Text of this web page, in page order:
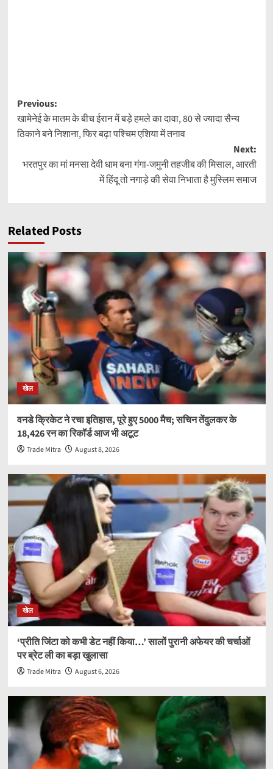
Post
navigation
Previous:
खामेनेई के मातम के बीच ईरान में बड़े हमले का दावा, 80 से ज्यादा सैन्य
ठिकाने बने निशाना, फिर बढ़ा पश्चिम एशिया में तनाव
Next:
भरतपुर का मां मनसा देवी धाम बना गंगा-जमुनी तहजीब की मिसाल, आरती
में हिंदू तो नगाड़े की सेवा निभाता है मुस्लिम समाज
Related Posts
खेल
वनडे क्रिकेट ने रचा इतिहास, पूरे हुए 5000 मैच; सचिन तेंदुलकर के
18,426 रन का रिकॉर्ड आज भी अटूट
Trade Mitra August 8, 2026
खेल
‘प्रीति जिंटा को कभी डेट नहीं किया…’ सालों पुरानी अफेयर की चर्चाओं
पर ब्रेट ली का बड़ा खुलासा
Trade Mitra August 6, 2026